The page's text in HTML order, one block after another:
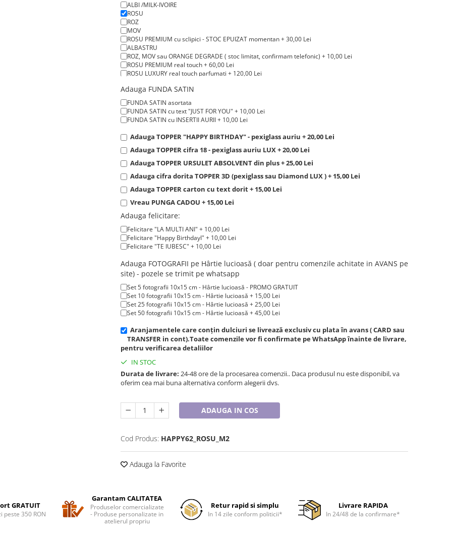
ALBI /MILK-IVOIRE
ROSU
ROZ
MOV
ROSU PREMIUM cu sclipici - STOC EPUIZAT momentan + 30,00 Lei
ALBASTRU
ROZ, MOV sau ORANGE DEGRADE ( stoc limitat, confirmam telefonic) + 10,00 Lei
ROSU PREMIUM real touch + 60,00 Lei
ROSU LUXURY real touch parfumati + 120,00 Lei
Adauga FUNDA SATIN
FUNDA SATIN asortata
FUNDA SATIN cu text "JUST FOR YOU" + 10,00 Lei
FUNDA SATIN cu INSERTII AURII + 10,00 Lei
Adauga TOPPER "HAPPY BIRTHDAY" - pexiglass auriu + 20,00 Lei
Adauga TOPPER cifra 18 - pexiglass auriu LUX + 20,00 Lei
Adauga TOPPER URSULET ABSOLVENT din plus + 25,00 Lei
Adauga cifra dorita TOPPER 3D (pexiglass sau Diamond LUX ) + 15,00 Lei
Adauga TOPPER carton cu text dorit + 15,00 Lei
Vreau PUNGA CADOU + 15,00 Lei
Adauga felicitare:
Felicitare "LA MULTI ANI" + 10,00 Lei
Felicitare "Happy BirthdayI" + 10,00 Lei
Felicitare "TE IUBESC" + 10,00 Lei
Adauga FOTOGRAFII pe Hârtie lucioasă ( doar pentru comenzile achitate in AVANS pe
site) - pozele se trimit pe whatsapp
Set 5 fotografii 10x15 cm - Hârtie lucioasă - PROMO GRATUIT
Set 10 fotografii 10x15 cm - Hârtie lucioasă + 15,00 Lei
Set 25 fotografii 10x15 cm - Hârtie lucioasă + 25,00 Lei
Set 50 fotografii 10x15 cm - Hârtie lucioasă + 45,00 Lei
Aranjamentele care conțin dulciuri se livrează exclusiv cu plata în avans ( CARD sau
TRANSFER in cont).Toate comenzile vor fi confirmate pe WhatsApp înainte de livrare,
pentru verificarea detaliilor
IN STOC
Durata de livrare: 24-48 ore de la procesarea comenzii.. Daca produsul nu este disponibil, va
oferim cea mai buna alternativa conform alegerii dvs.
ADAUGA IN COS
Cod Produs: HAPPY62_ROSU_M2
Adauga la Favorite
GRATUIT
peste 350 RON
Garantam CALITATEA
Produselor comercializate
- Produse personalizate in
atelierul propriu
Retur rapid si simplu
In 14 zile conform politicii*
Livrare RAPIDA
In 24/48 de la confirmare*